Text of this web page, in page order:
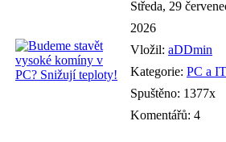
Středa, 29
2026
Vložil: aDDmin
Kategorie: PC a IT
Spuštěno: 1377x
Komentářů: 4